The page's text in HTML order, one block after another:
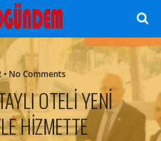
• No Comments
OTELİ YENİ
HİZMETTE